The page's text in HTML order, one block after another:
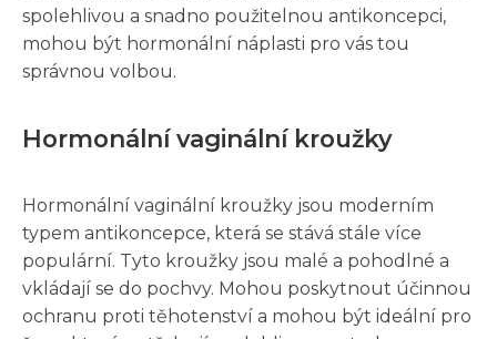
spolehlivou a snadno použitelnou antikoncepci,
mohou být hormonální náplasti pro vás tou
správnou volbou.
Hormonální vaginální kroužky
Hormonální vaginální kroužky jsou moderním
typem antikoncepce, která se stává stále více
populární. Tyto kroužky jsou malé a pohodlné a
vkládají se do pochvy. Mohou poskytnout účinnou
ochranu proti těhotenství a mohou být ideální pro